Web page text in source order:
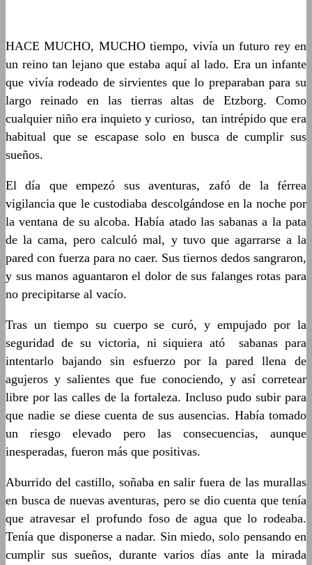
HACE MUCHO, MUCHO tiempo, vivía un futuro rey en
un reino tan lejano que estaba aquí al lado. Era un infante
que vivía rodeado de sirvientes que lo preparaban para su
largo reinado en las tierras altas de Etzborg. Como
cualquier niño era inquieto y curioso, tan intrépido que era
habitual que se escapase solo en busca de cumplir sus
sueños.
El día que empezó sus aventuras, zafó de la férrea
vigilancia que le custodiaba descolgándose en la noche por
la ventana de su alcoba. Había atado las sabanas a la pata
de la cama, pero calculó mal, y tuvo que agarrarse a la
pared con fuerza para no caer. Sus tiernos dedos sangraron,
y sus manos aguantaron el dolor de sus falanges rotas para
no precipitarse al vacío.
Tras un tiempo su cuerpo se curó, y empujado por la
seguridad de su victoria, ni siquiera ató sabanas para
intentarlo bajando sin esfuerzo por la pared llena de
agujeros y salientes que fue conociendo, y así corretear
libre por las calles de la fortaleza. Incluso pudo subir para
que nadie se diese cuenta de sus ausencias. Había tomado
un riesgo elevado pero las consecuencias, aunque
inesperadas, fueron más que positivas.
Aburrido del castillo, soñaba en salir fuera de las murallas
en busca de nuevas aventuras, pero se dio cuenta que tenía
que atravesar el profundo foso de agua que lo rodeaba.
Tenía que disponerse a nadar. Sin miedo, solo pensando en
cumplir sus sueños, durante varios días ante la mirada